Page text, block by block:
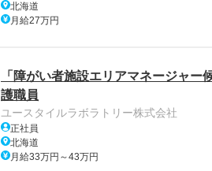
北海道
月給27万円
「障がい者施設エリアマネージャ
護職員
ユースタイルラボラトリー株式会社
正社員
北海道
月給33万円～43万円